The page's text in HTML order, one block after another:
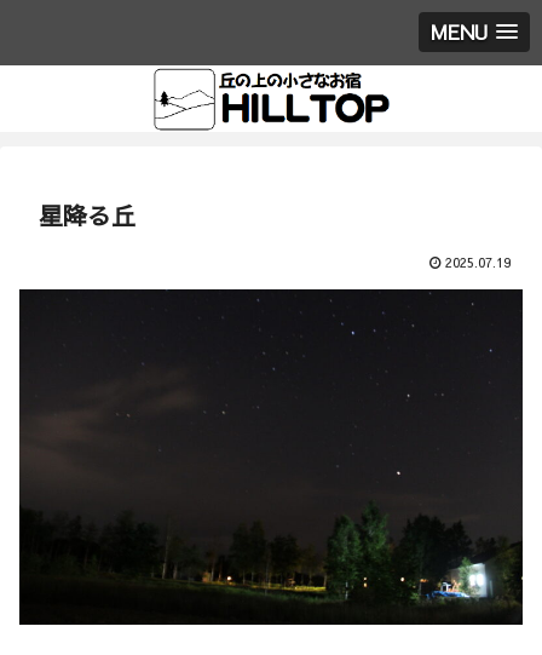
MENU
星降る丘
2025.07.19